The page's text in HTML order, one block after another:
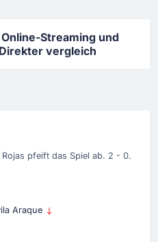
Streaming und
vergleich
Rojas pfeift das Spiel ab. 2 - 0.
Araque